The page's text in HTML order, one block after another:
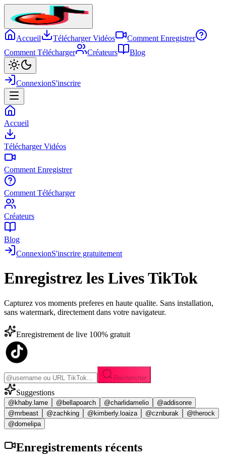
Accueil Télécharger Vidéos
Comment Enregistrer
Comment Télécharger
Créateurs Blog
ConnexionS'inscrire
Accueil
Télécharger Vidéos
Comment Enregistrer
Comment Télécharger
Créateurs
Blog
ConnexionS'inscrire gratuitement
Enregistrez les Lives TikTok
Capturez vos moments preferes en haute qualite. Sans installation,
sans watermark, directement dans votre navigateur.
Enregistrement de live 100% gratuit
Rechercher
Suggestions
@khaby.lame @bellapoarch @charlidamelio
@addisonre
@mrbeast
@zachking @kimberly.loaiza @cznburak
@therock
@domelipa
Enregistrements récents